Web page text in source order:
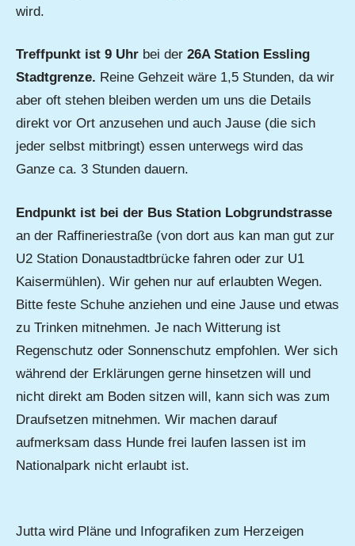
wird.
Treffpunkt ist 9 Uhr bei der 26A Station Essling
Stadtgrenze. Reine Gehzeit wäre 1,5 Stunden, da wir
aber oft stehen bleiben werden um uns die Details
direkt vor Ort anzusehen und auch Jause (die sich
jeder selbst mitbringt) essen unterwegs wird das
Ganze ca. 3 Stunden dauern.
Endpunkt ist bei der Bus Station Lobgrundstrasse
an der Raffineriestraße (von dort aus kan man gut zur
U2 Station Donaustadtbrücke fahren oder zur U1
Kaisermühlen). Wir gehen nur auf erlaubten Wegen.
Bitte feste Schuhe anziehen und eine Jause und etwas
zu Trinken mitnehmen. Je nach Witterung ist
Regenschutz oder Sonnenschutz empfohlen. Wer sich
während der Erklärungen gerne hinsetzen will und
nicht direkt am Boden sitzen will, kann sich was zum
Draufsetzen mitnehmen. Wir machen darauf
aufmerksam dass Hunde frei laufen lassen ist im
Nationalpark nicht erlaubt ist.
Jutta wird Pläne und Infografiken zum Herzeigen